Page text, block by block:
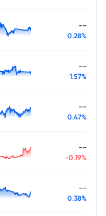
--
0.28%
--
1.57%
--
0.47%
--
-0.19%
--
0.38%